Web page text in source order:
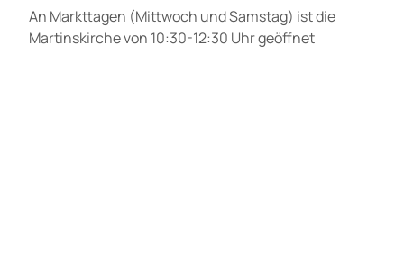
An Markttagen (Mittwoch und Samstag) ist die
Martinskirche von 10:30-12:30 Uhr geöffnet